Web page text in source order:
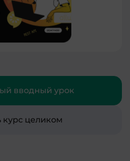
вводный урок
курс целиком